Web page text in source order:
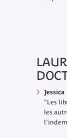
Jessica
"Les
les